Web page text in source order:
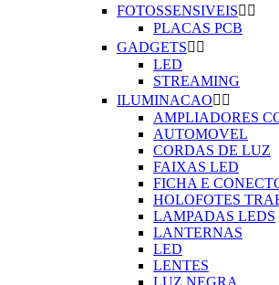
FOTOSSENSIVEIS 
PLACAS PCB
GADGETS 
LED
STREAMING
ILUMINACAO 
AMPLIADORES
AUTOMOVEL
CORDAS DE LUZ
FAIXAS LED
FICHA E
HOLOFOTES
LAMPADAS LEDS
LANTERNAS
LED
LENTES
LUZ NEGRA